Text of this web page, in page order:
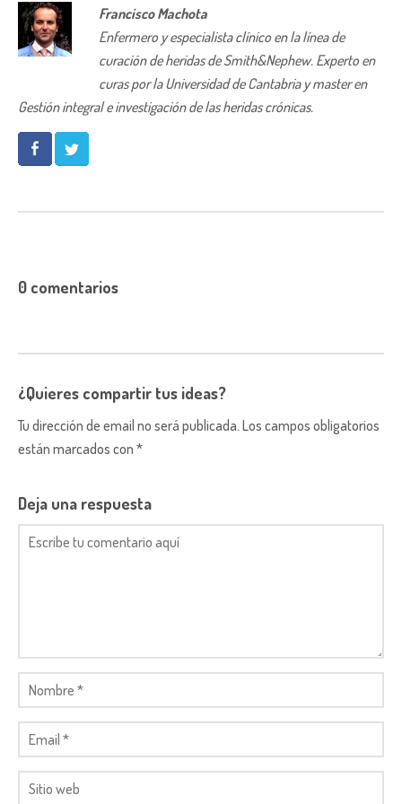
Francisco Machota
Enfermero y especialista clínico en la línea de
curación de heridas de Smith&Nephew. Experto en
curas por la Universidad de Cantabria y master en
Gestión integral e investigación de las heridas crónicas.
0 comentarios
¿Quieres compartir tus ideas?
Tu dirección de email no será publicada. Los campos obligatorios
están marcados con *
Deja una respuesta